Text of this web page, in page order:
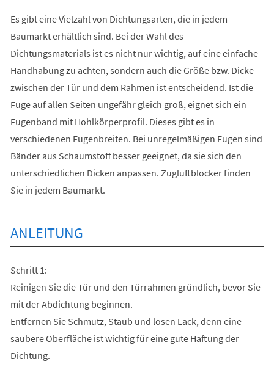
Es gibt eine Vielzahl von Dichtungsarten, die in jedem
Baumarkt erhältlich sind. Bei der Wahl des
Dichtungsmaterials ist es nicht nur wichtig, auf eine einfache
Handhabung zu achten, sondern auch die Größe bzw. Dicke
zwischen der Tür und dem Rahmen ist entscheidend. Ist die
Fuge auf allen Seiten ungefähr gleich groß, eignet sich ein
Fugenband mit Hohlkörperprofil. Dieses gibt es in
verschiedenen Fugenbreiten. Bei unregelmäßigen Fugen sind
Bänder aus Schaumstoff besser geeignet, da sie sich den
unterschiedlichen Dicken anpassen. Zugluftblocker finden
Sie in jedem Baumarkt.
ANLEITUNG
Schritt 1:
Reinigen Sie die Tür und den Türrahmen gründlich, bevor Sie
mit der Abdichtung beginnen.
Entfernen Sie Schmutz, Staub und losen Lack, denn eine
saubere Oberfläche ist wichtig für eine gute Haftung der
Dichtung.